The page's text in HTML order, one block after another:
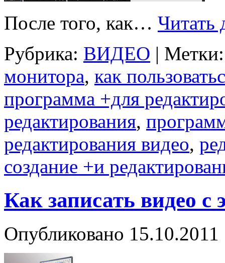
После того, как… Читать
Рубрика: ВИДЕО | Метки:
монитора, как
программа +для
редактирования,
редактирования видео,
создание +и
Как записать видео с
Опубликовано 15.10.2011